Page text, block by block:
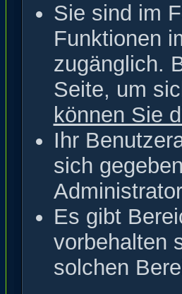
Sie sind im
Funktionen
zugänglich.
Seite, um
können Sie
Ihr
sich
Es gibt
vorbehalten
solchen